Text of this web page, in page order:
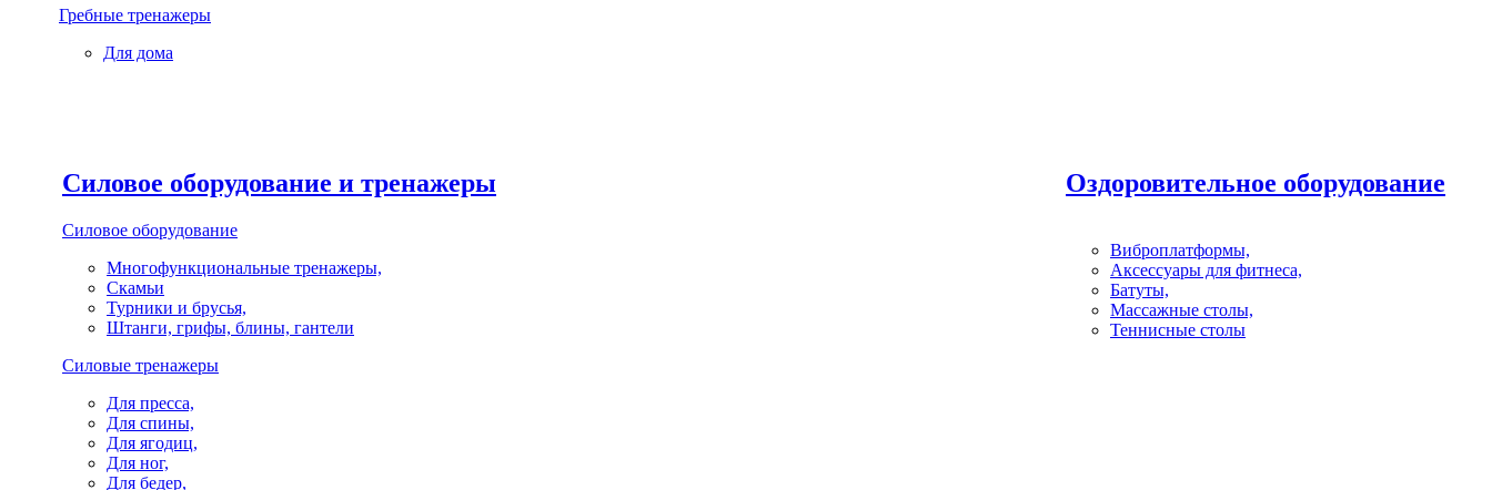
Гребные тренажеры
Для дома
Силовое оборудование и тренажеры
Силовое оборудование
Многофункциональные тренажеры,
Скамьи
Турники и брусья,
Штанги, грифы, блины, гантели
Силовые тренажеры
Для пресса,
Для спины,
Для ягодиц,
Для ног,
Для бедер,
Оздоровительное оборудование
Виброплатформы,
Аксессуары для фитнеса,
Батуты,
Массажные столы,
Теннисные столы